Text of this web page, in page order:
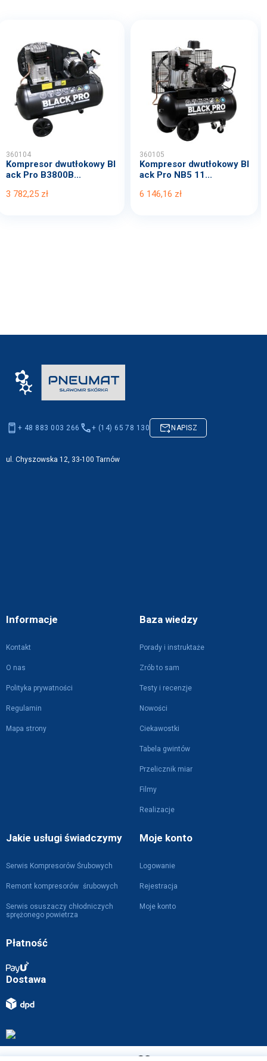
360104
Kompresor dwutłokowy Bl
ack Pro B3800B...
3 782,25 zł
360105
Kompresor dwutłokowy Bl
ack Pro NB5 11...
6 146,16 zł
Informacje
Kontakt
O nas
Polityka prywatności
Regulamin
Mapa strony
Baza wiedzy
Porady i instruktaże
Zrób to sam
Testy i recenzje
Nowości
Ciekawostki
Tabela gwintów
Przelicznik miar
Filmy
Realizacje
Jakie usługi świadczymy
Serwis Kompresorów Śrubowych
Remont kompresorów śrubowych
Serwis osuszaczy chłodniczych
sprężonego powietrza
Moje konto
Logowanie
Rejestracja
Moje konto
Płatność
Dostawa
+ 48 883 003 266 + (14) 65 78 130 NAPISZ
ul. Chyszowska 12, 33-100 Tarnów